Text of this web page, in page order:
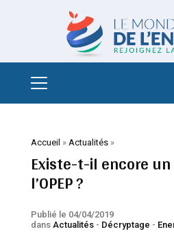
Accueil » Actualités»
Existe-t-il encore
l’OPEP ?
Publié le 04/04/2019
dans Actualités- Décryptage -